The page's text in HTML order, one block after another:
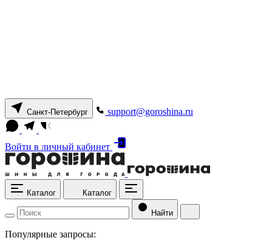
Санкт-Петербург support@goroshina.ru
Войти в личный кабинет
Каталог Каталог
Найти
Популярные запросы: